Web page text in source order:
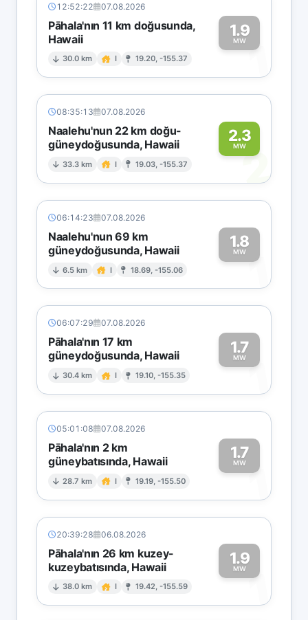
12:52:22 07.08.2026
Pāhala'nın 11 km doğusunda,
Hawaii
30.0 km I 19.20, -155.37
1.9
MW1
08:35:13 07.08.2026
Naalehu'nun 22 km doğu-
güneydoğusunda, Hawaii
33.3 km I 19.03, -155.37
2.3
MW
2
06:14:23 07.08.2026
Naalehu'nun 69 km
güneydoğusunda, Hawaii
6.5 km I 18.69, -155.06
1.8
MW1
06:07:29 07.08.2026
Pāhala'nın 17 km
güneydoğusunda, Hawaii
30.4 km I 19.10, -155.35
1.7
MW1
05:01:08 07.08.2026
Pāhala'nın 2 km
güneybatısında, Hawaii
28.7 km I 19.19, -155.50
1.7
MW1
20:39:28 06.08.2026
Pāhala'nın 26 km kuzey-
kuzeybatısında, Hawaii
38.0 km I 19.42, -155.59
1.9
MW1